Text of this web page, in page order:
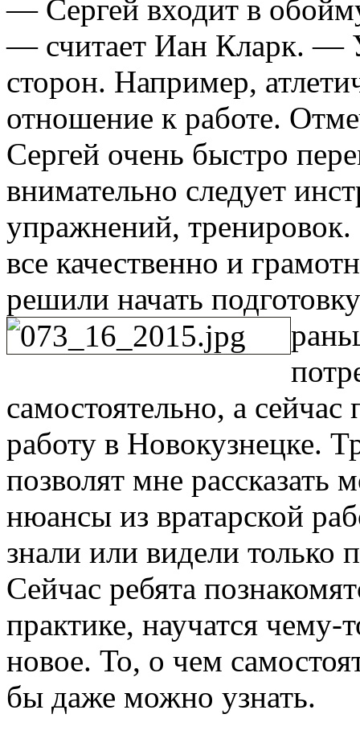
— Сергей входит в
— считает Иан Кларк. —
сторон. Например,
отношение к работе.
Сергей очень быстро
внимательно следует
упражнений,
все качественно и
решили начать
самостоятельно, а
работу в Новокузнецке.
позволят мне рассказать
нюансы из вратарской
знали или видели только
Сейчас ребята
практике, научатся чему-
новое. То, о чем
бы даже можно узнать.